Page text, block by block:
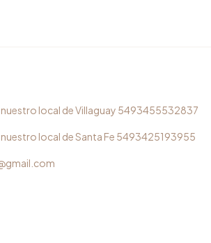
5493455532837
5493425193955